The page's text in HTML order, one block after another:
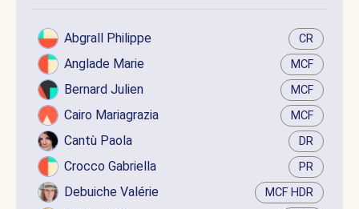
Abgrall Philippe CR
Anglade Marie MCF
Bernard Julien MCF
Cairo Mariagrazia MCF
Cantù Paola DR
Crocco Gabriella PR
Debuiche Valérie MCF HDR